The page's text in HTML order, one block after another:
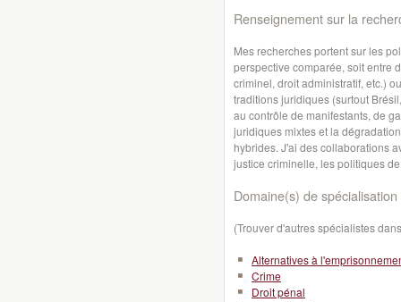
Renseignement sur la
Mes recherches portent sur les
perspective comparée, soit entre
criminel, droit administratif, etc.)
traditions juridiques (surtout
au contrôle de manifestants, de
juridiques mixtes et la
hybrides. J'ai des collaborations
justice criminelle, les politiques
Domaine(s) de spécialisation
(Trouver d'autres spécialistes
Alternatives à
Crime
Droit pénal